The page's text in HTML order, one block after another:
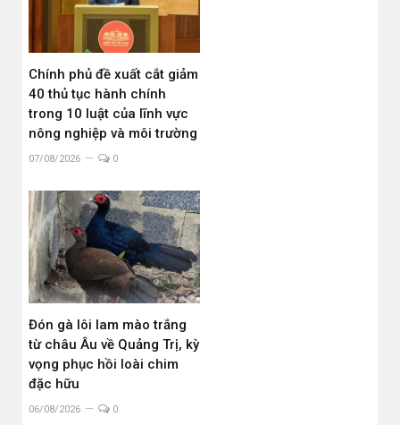
Chính phủ đề xuất cắt giảm
40 thủ tục hành chính
trong 10 luật của lĩnh vực
nông nghiệp và môi trường
07/08/2026 0
Đón gà lôi lam mào trắng
từ châu Âu về Quảng Trị, kỳ
vọng phục hồi loài chim
đặc hữu
06/08/2026 0